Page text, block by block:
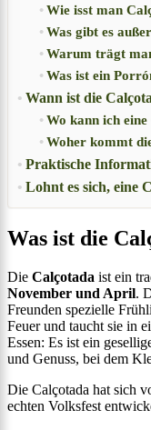
Wie isst man
Was gibt es
Warum trägt
Was ist ein
Wann ist die
Wo kann ich
Woher kommt
Praktische
Lohnt es sich, eine
Was ist die
Die Calçotada ist ein
November und April.
Freunden spezielle
Feuer und taucht sie in
Essen: Es ist ein
und Genuss, bei dem
Die Calçotada hat sich
echten Volksfest